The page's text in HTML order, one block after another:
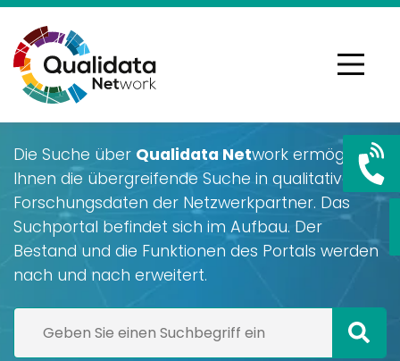
Die Suche über Qualidata Network ermöglicht
Ihnen die übergreifende Suche in qualitativen
Forschungsdaten der Netzwerkpartner. Das
Suchportal befindet sich im Aufbau. Der
Bestand und die Funktionen des Portals werden
nach und nach erweitert.